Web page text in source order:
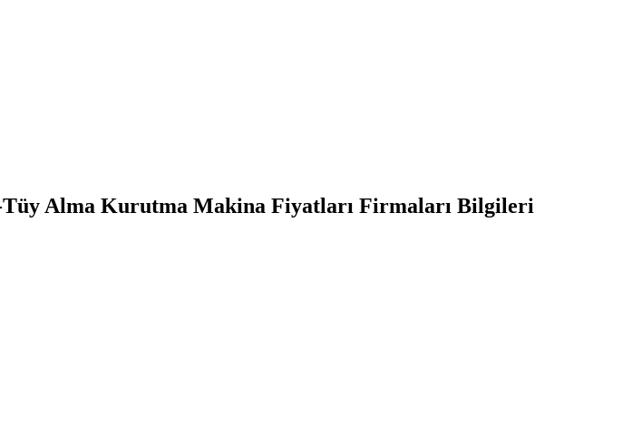
Tüy Alma Kurutma Makina Fiyatları Firmaları Bilgileri